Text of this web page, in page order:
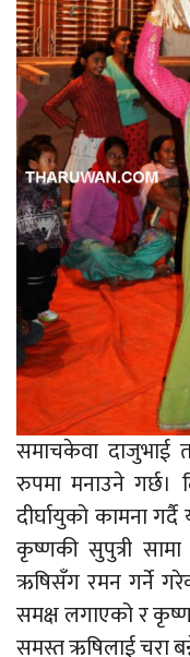
समाचकेवा दाजुभाई
रुपमा मनाउने गर्छ।
दीर्घायुको कामना
कृष्णकी सुपुत्री
ऋषिसँग रमन गर्ने
समक्ष लगाएको र
समस्त ऋषिलाई चरा